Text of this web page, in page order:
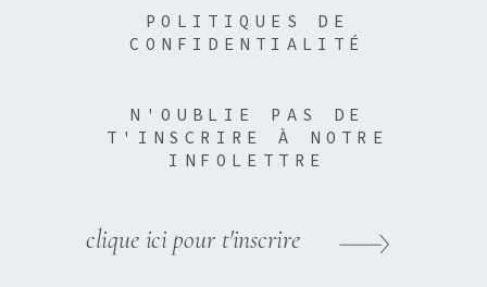
clique ici pour t'inscrire
N'OUBLIE PAS DE
T'INSCRIRE À NOTRE
INFOLETTRE
POLITIQUES DE
CONFIDENTIALITÉ